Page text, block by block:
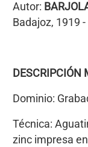
Autor:
Badajoz, 1919
DESCRIPCIÓN
Dominio:
Técnica:
zinc impresa